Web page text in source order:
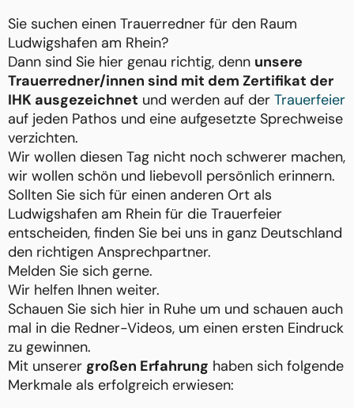
Sie suchen einen Trauerredner für den Raum
Ludwigshafen am Rhein?
Dann sind Sie hier genau richtig, denn unsere
Trauerredner/innen sind mit dem Zertifikat der
IHK ausgezeichnet und werden auf der Trauerfeier
auf jeden Pathos und eine aufgesetzte Sprechweise
verzichten.
Wir wollen diesen Tag nicht noch schwerer machen,
wir wollen schön und liebevoll persönlich erinnern.
Sollten Sie sich für einen anderen Ort als
Ludwigshafen am Rhein für die Trauerfeier
entscheiden, finden Sie bei uns in ganz Deutschland
den richtigen Ansprechpartner.
Melden Sie sich gerne.
Wir helfen Ihnen weiter.
Schauen Sie sich hier in Ruhe um und schauen auch
mal in die Redner-Videos, um einen ersten Eindruck
zu gewinnen.
Mit unserer großen Erfahrung haben sich folgende
Merkmale als erfolgreich erwiesen: